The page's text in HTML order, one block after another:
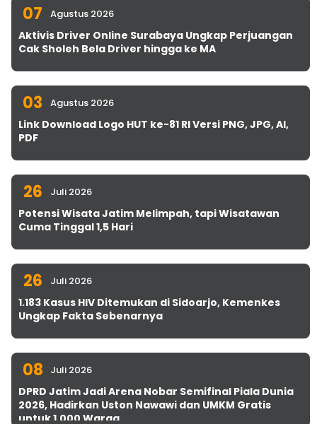
07 Agustus 2026
Aktivis Driver Online Surabaya Ungkap Perjuangan
Cak Sholeh Bela Driver hingga ke MA
03 Agustus 2026
Link Download Logo HUT ke-81 RI Versi PNG, JPG, AI,
PDF
26 Juli 2026
Potensi Wisata Jatim Melimpah, tapi Wisatawan
Cuma Tinggal 1,5 Hari
26 Juli 2026
1.183 Kasus HIV Ditemukan di Sidoarjo, Kemenkes
Ungkap Fakta Sebenarnya
08 Juli 2026
DPRD Jatim Jadi Arena Nobar Semifinal Piala Dunia
2026, Hadirkan Uston Nawawi dan UMKM Gratis
untuk 1.000 Warga